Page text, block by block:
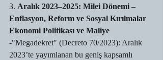
3. Aralık 2023–2025: Milei Dönemi –
Enflasyon, Reform ve Sosyal Kırılmalar
Ekonomi Politikası ve Maliye
-"Megadekret" (Decreto 70/2023): Aralık
2023’te yayımlanan bu geniş kapsamlı